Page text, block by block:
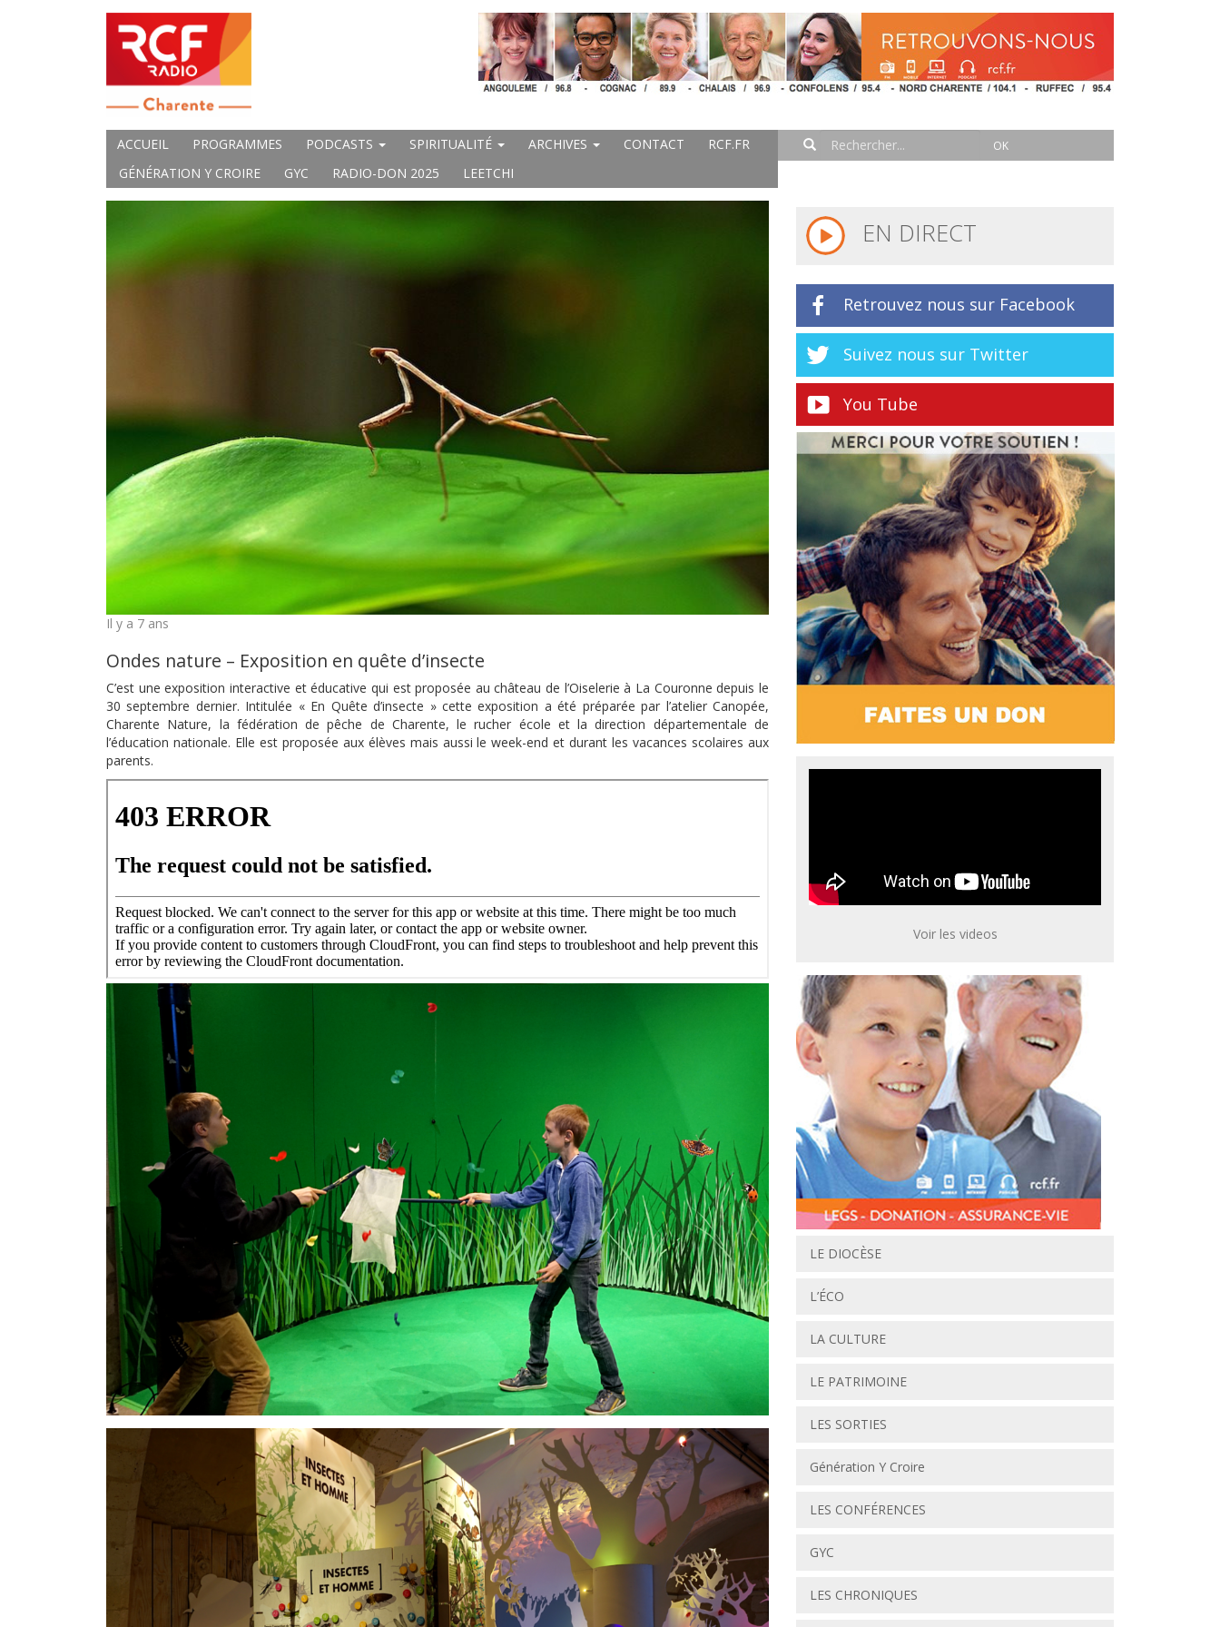
ACCUEIL PROGRAMMES PODCASTS SPIRITUALITÉ ARCHIVES CONTACT
RCF.FR
GÉNÉRATION Y CROIRE
GYC RADIO-DON 2025 LEETCHI
Il y a 7 ans
Ondes nature – Exposition en quête d’insecte
C’est une exposition interactive et éducative qui est proposée au château de l’Oiselerie à La Couronne depuis le
30 septembre dernier. Intitulée « En Quête d’insecte » cette exposition a été préparée par l’atelier Canopée,
Charente Nature, la fédération de pêche de Charente, le rucher école et la direction départementale de
l’éducation nationale. Elle est proposée aux élèves mais aussi le week-end et durant les vacances scolaires aux
parents.
EN DIRECT
Retrouvez nous sur Facebook
Suivez nous sur Twitter
You Tube
Voir les videos
LE DIOCÈSE
L’ÉCO
LA CULTURE
LE PATRIMOINE
LES SORTIES
Génération Y Croire
LES CONFÉRENCES
GYC
LES CHRONIQUES